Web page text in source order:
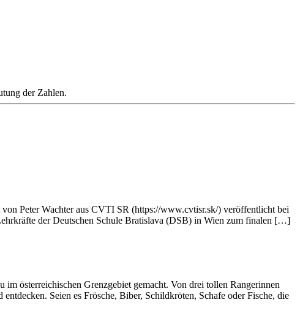
der Zahlen.
Peter Wachter aus CVTI SR (https://www.cvtisr.sk/) veröffentlicht bei
der Deutschen Schule Bratislava (DSB) in Wien zum finalen […]
österreichischen Grenzgebiet gemacht. Von drei tollen Rangerinnen
Seien es Frösche, Biber, Schildkröten, Schafe oder Fische, die